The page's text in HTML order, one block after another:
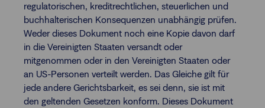
regulatorischen, kreditrechtlichen, steuerlichen und
buchhalterischen Konsequenzen unabhängig prüfen.
Weder dieses Dokument noch eine Kopie davon darf
in die Vereinigten Staaten versandt oder
mitgenommen oder in den Vereinigten Staaten oder
an US-Personen verteilt werden. Das Gleiche gilt für
jede andere Gerichtsbarkeit, es sei denn, sie ist mit
den geltenden Gesetzen konform. Dieses Dokument